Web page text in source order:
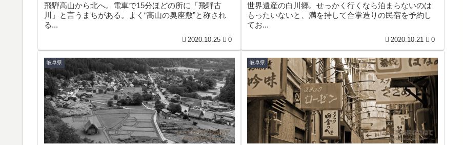
飛騨高山から北へ。電車で15分ほどの所に「飛騨古
川」と言うまちがある。よく“高山の奥座敷”と称され
る...
2020.10.25 0
世界遺産の白川郷。せっかく行くなら泊まらないのは
もったいないと、満を持して合掌造りの民宿を予約し
てお...
2020.10.21 0
岐阜県 岐阜県